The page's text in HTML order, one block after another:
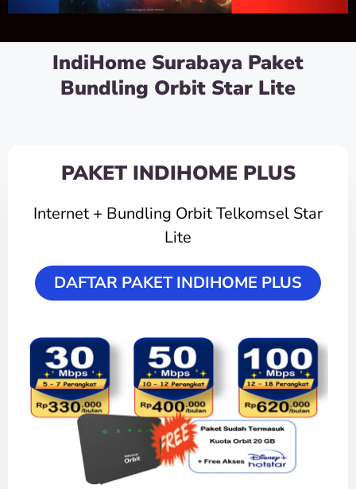
IndiHome Surabaya Paket
Bundling Orbit Star Lite
PAKET INDIHOME PLUS
Internet + Bundling Orbit Telkomsel Star
Lite
DAFTAR PAKET INDIHOME PLUS